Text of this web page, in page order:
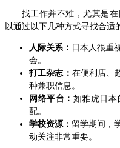
找工作并不难，尤其是
以通过以下几种方式寻找合适
人际关系： 日本人很重
会。
打工杂志： 在便利店、
种兼职信息。
网络平台： 如雅虎日本
配。
学校资源： 留学期间，
动关注非常重要。